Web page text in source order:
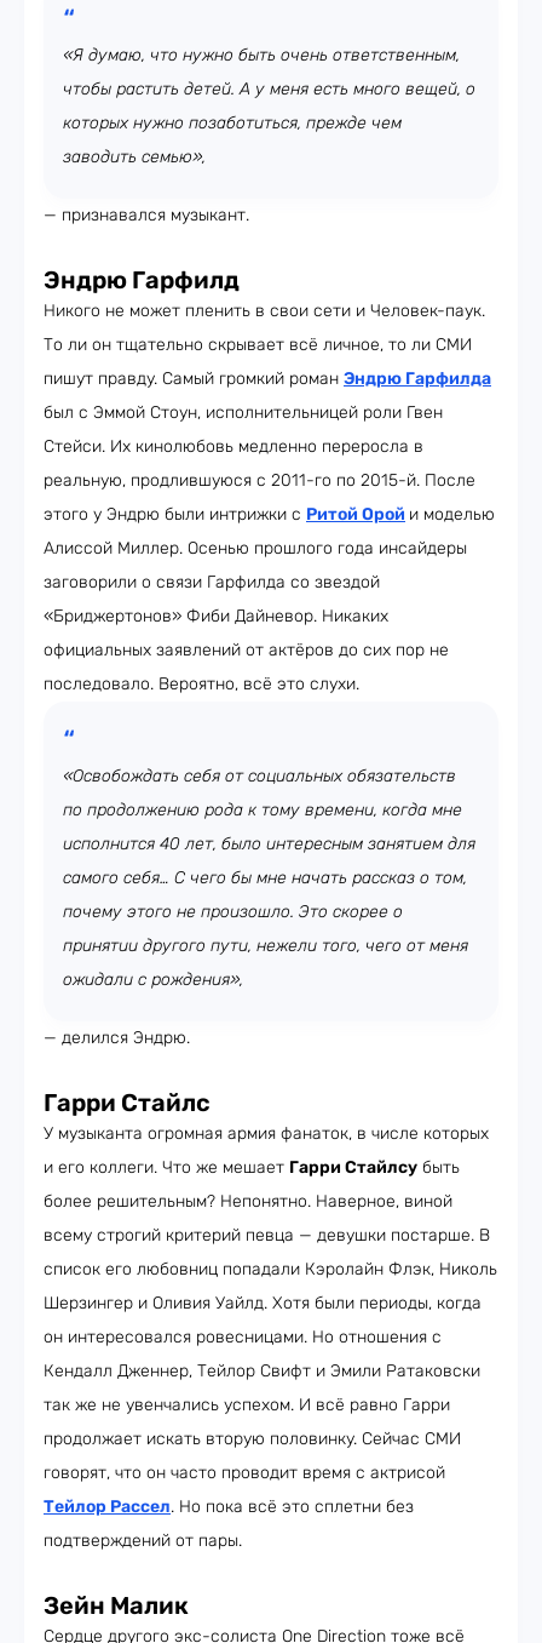
«Я думаю, что нужно быть очень ответственным,
чтобы растить детей. А у меня есть много вещей, о
которых нужно позаботиться, прежде чем
заводить семью»,
— признавался музыкант.
Эндрю Гарфилд
Никого не может пленить в свои сети и Человек-паук.
То ли он тщательно скрывает всё личное, то ли СМИ
пишут правду. Самый громкий роман Эндрю Гарфилда
был с Эммой Стоун, исполнительницей роли Гвен
Стейси. Их кинолюбовь медленно переросла в
реальную, продлившуюся с 2011-го по 2015-й. После
этого у Эндрю были интрижки с Ритой Орой и моделью
Алиссой Миллер. Осенью прошлого года инсайдеры
заговорили о связи Гарфилда со звездой
«Бриджертонов» Фиби Дайневор. Никаких
официальных заявлений от актёров до сих пор не
последовало. Вероятно, всё это слухи.
«Освобождать себя от социальных обязательств
по продолжению рода к тому времени, когда мне
исполнится 40 лет, было интересным занятием для
самого себя… С чего бы мне начать рассказ о том,
почему этого не произошло. Это скорее о
принятии другого пути, нежели того, чего от меня
ожидали с рождения»,
— делился Эндрю.
Гарри Стайлс
У музыканта огромная армия фанаток, в числе которых
и его коллеги. Что же мешает Гарри Стайлсу быть
более решительным? Непонятно. Наверное, виной
всему строгий критерий певца — девушки постарше. В
список его любовниц попадали Кэролайн Флэк, Николь
Шерзингер и Оливия Уайлд. Хотя были периоды, когда
он интересовался ровесницами. Но отношения с
Кендалл Дженнер, Тейлор Свифт и Эмили Ратаковски
так же не увенчались успехом. И всё равно Гарри
продолжает искать вторую половинку. Сейчас СМИ
говорят, что он часто проводит время с актрисой
Тейлор Рассел. Но пока всё это сплетни без
подтверждений от пары.
Зейн Малик
Сердце другого экс-солиста One Direction тоже всё